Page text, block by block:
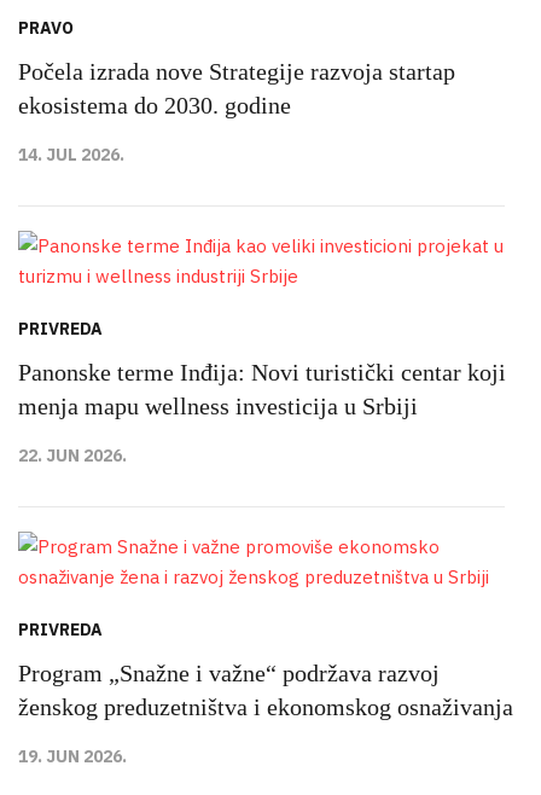
PRAVO
Počela izrada nove Strategije razvoja startap
ekosistema do 2030. godine
14. JUL 2026.
PRIVREDA
Panonske terme Inđija: Novi turistički centar koji
menja mapu wellness investicija u Srbiji
22. JUN 2026.
PRIVREDA
Program „Snažne i važne“ podržava razvoj
ženskog preduzetništva i ekonomskog osnaživanja
19. JUN 2026.